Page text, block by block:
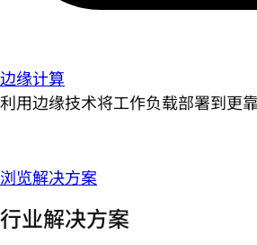
边缘计算
利用边缘技术将工作负载部署到更
浏览解决方案
行业解决方案